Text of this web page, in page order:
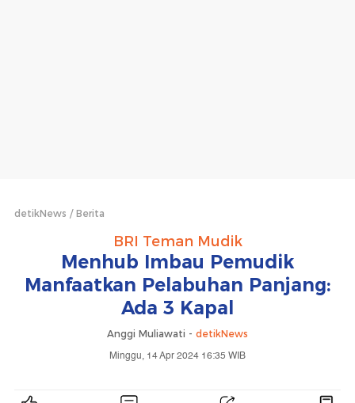
detikNews Berita
BRI Teman Mudik
Menhub Imbau Pemudik
Manfaatkan Pelabuhan Panjang:
Ada 3 Kapal
Anggi Muliawati - detikNews
Minggu, 14 Apr 2024 16:35 WIB